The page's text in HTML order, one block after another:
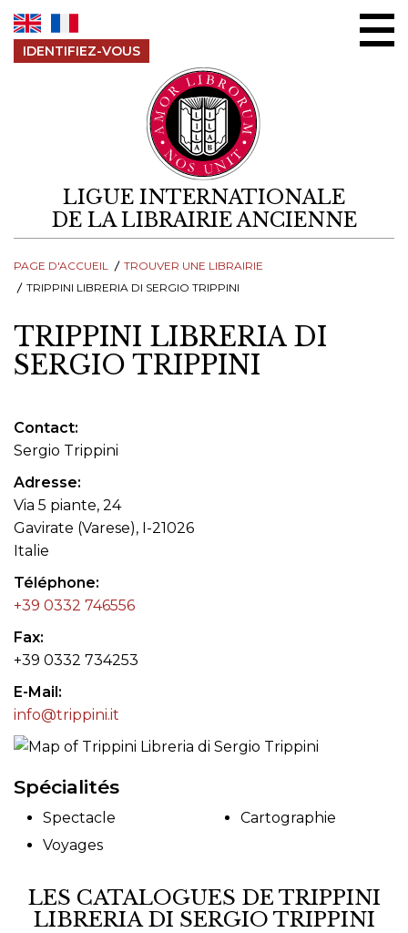
IDENTIFIEZ-VOUS
LIGUE INTERNATIONALE
DE LA LIBRAIRIE ANCIENNE
PAGE D'ACCUEIL
TROUVER UNE LIBRAIRIE
TRIPPINI LIBRERIA DI SERGIO TRIPPINI
TRIPPINI LIBRERIA DI
SERGIO TRIPPINI
Contact
Sergio Trippini
Adresse
Via 5 piante, 24
Gavirate (Varese), I-21026
Italie
Téléphone
+39 0332 746556
Fax
+39 0332 734253
E-Mail
info@trippini.it
Spécialités
Spectacle
Voyages
Cartographie
LES CATALOGUES DE TRIPPINI
LIBRERIA DI SERGIO TRIPPINI